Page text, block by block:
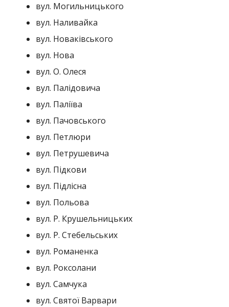
вул. Могильницького
вул. Наливайка
вул. Новаківського
вул. Нова
вул. О. Олеся
вул. Палідовича
вул. Паліїва
вул. Пачовського
вул. Петлюри
вул. Петрушевича
вул. Підкови
вул. Підлісна
вул. Польова
вул. Р. Крушельницьких
вул. Р. Стебельських
вул. Романенка
вул. Роксолани
вул. Самчука
вул. Святої Варвари